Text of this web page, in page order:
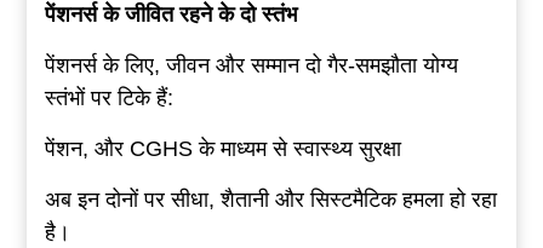
पेंशनर्स के जीवित रहने के दो स्तंभ
पेंशनर्स के लिए, जीवन और सम्मान दो गैर-समझौता योग्य
स्तंभों पर टिके हैं:
पेंशन, और CGHS के माध्यम से स्वास्थ्य सुरक्षा
अब इन दोनों पर सीधा, शैतानी और सिस्टमैटिक हमला हो रहा
है।